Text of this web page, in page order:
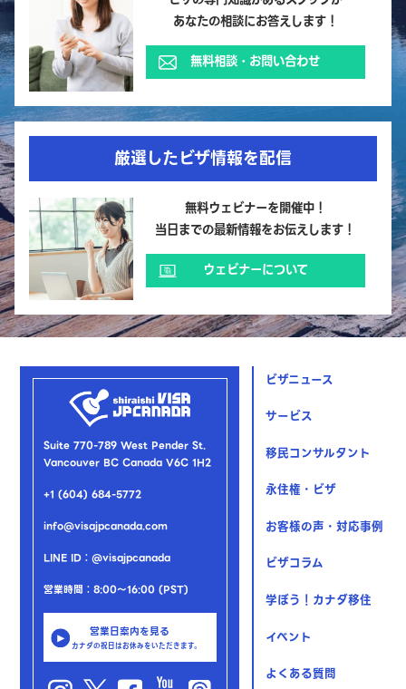
あなたの相談にお答えします！
無料相談・お問い合わせ
厳選したビザ情報を配信
無料ウェビナーを開催中！
当日までの最新情報をお伝えします！
ウェビナーについて
Suite 770-789 West Pender St.
Vancouver BC Canada V6C 1H2
+1 (604) 684-5772
info@visajpcanada.com
LINE ID：@visajpcanada
営業時間：8:00～16:00 (PST)
営業日案内を見る
カナダの祝日はお休みをいただきます。
ビザニュース
サービス
移民コンサルタント
永住権・ビザ
お客様の声・対応事例
ビザコラム
学ぼう！カナダ移住
イベント
よくある質問